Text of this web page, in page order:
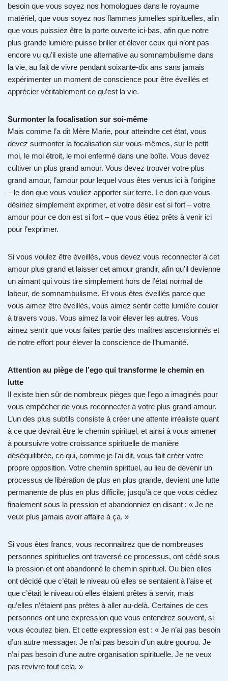
besoin que vous soyez nos homologues dans le royaume
matériel, que vous soyez nos flammes jumelles spirituelles, afin
que vous puissiez être la porte ouverte ici-bas, afin que notre
plus grande lumière puisse briller et élever ceux qui n’ont pas
encore vu qu’il existe une alternative au somnambulisme dans
la vie, au fait de vivre pendant soixante-dix ans sans jamais
expérimenter un moment de conscience pour être éveillés et
apprécier véritablement ce qu’est la vie.
Surmonter la focalisation sur soi-même
Mais comme l’a dit Mère Marie, pour atteindre cet état, vous
devez surmonter la focalisation sur vous-mêmes, sur le petit
moi, le moi étroit, le moi enfermé dans une boîte. Vous devez
cultiver un plus grand amour. Vous devez trouver votre plus
grand amour, l’amour pour lequel vous êtes venus ici à l’origine
– le don que vous vouliez apporter sur terre. Le don que vous
désiriez simplement exprimer, et votre désir est si fort – votre
amour pour ce don est si fort – que vous étiez prêts à venir ici
pour l’exprimer.
Si vous voulez être éveillés, vous devez vous reconnecter à cet
amour plus grand et laisser cet amour grandir, afin qu’il devienne
un aimant qui vous tire simplement hors de l’état normal de
labeur, de somnambulisme. Et vous êtes éveillés parce que
vous aimez être éveillés, vous aimez sentir cette lumière couler
à travers vous. Vous aimez la voir élever les autres. Vous
aimez sentir que vous faites partie des maîtres ascensionnés et
de notre effort pour élever la conscience de l’humanité.
Attention au piège de l’ego qui transforme le chemin en
lutte
Il existe bien sûr de nombreux pièges que l’ego a imaginés pour
vous empêcher de vous reconnecter à votre plus grand amour.
L’un des plus subtils consiste à créer une attente irréaliste quant
à ce que devrait être le chemin spirituel, et ainsi à vous amener
à poursuivre votre croissance spirituelle de manière
déséquilibrée, ce qui, comme je l’ai dit, vous fait créer votre
propre opposition. Votre chemin spirituel, au lieu de devenir un
processus de libération de plus en plus grande, devient une lutte
permanente de plus en plus difficile, jusqu’à ce que vous cédiez
finalement sous la pression et abandonniez en disant : « Je ne
veux plus jamais avoir affaire à ça. »
Si vous êtes francs, vous reconnaitrez que de nombreuses
personnes spirituelles ont traversé ce processus, ont cédé sous
la pression et ont abandonné le chemin spirituel. Ou bien elles
ont décidé que c’était le niveau où elles se sentaient à l’aise et
que c’était le niveau où elles étaient prêtes à servir, mais
qu’elles n’étaient pas prêtes à aller au-delà. Certaines de ces
personnes ont une expression que vous entendrez souvent, si
vous écoutez bien. Et cette expression est : « Je n’ai pas besoin
d’un autre messager. Je n’ai pas besoin d’un autre gourou. Je
n’ai pas besoin d’une autre organisation spirituelle. Je ne veux
pas revivre tout cela. »